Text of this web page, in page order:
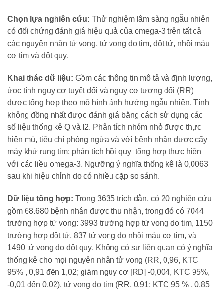
Chọn lựa nghiên cứu: Thử nghiệm lâm sàng ngẫu nhiên
có đối chứng đánh giá hiệu quả của omega-3 trên tất cả
các nguyên nhân tử vong, tử vong do tim, đột tử, nhồi máu
cơ tim và đột quỵ.
Khai thác dữ liệu: Gồm các thông tin mô tả và định lượng,
ứoc tính nguy cơ tuyệt đối và nguy cơ tương đối (RR)
được tổng hợp theo mô hình ảnh hưởng ngẫu nhiên. Tính
không đồng nhất được đánh giá bằng cách sử dụng các
số liệu thống kê Q và I2. Phân tích nhóm nhỏ được thực
hiện mù, tiêu chí phòng ngừa và với bệnh nhân được cấy
máy khử rung tim; phân tích hồi quy tổng hợp thực hiện
với các liều omega-3. Ngưỡng ý nghĩa thống kê là 0,0063
sau khi hiệu chỉnh do có nhiều cặp so sánh.
Dữ liệu tổng hợp: Trong 3635 trích dẫn, có 20 nghiên cứu
gồm 68.680 bệnh nhân được thu nhận, trong đó có 7044
trường hợp tử vong: 3993 trường hợp tử vong do tim, 1150
trường hợp đột tử, 837 tử vong do nhồi máu cơ tim, và
1490 tử vong do đột quỵ. Không có sự liên quan có ý nghĩa
thống kê cho mọi nguyên nhân tử vong (RR, 0,96, KTC
95% , 0,91 đến 1,02; giảm nguy cơ [RD] -0,004, KTC 95%,
-0,01 đến 0,02), tử vong do tim (RR, 0,91; KTC 95 % , 0,85